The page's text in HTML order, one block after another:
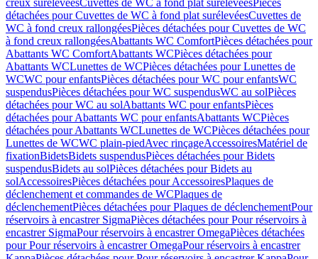
creux surélevéesCuvettes de WC à fond plat surélevéesPièces
détachées pour Cuvettes de WC à fond plat surélevéesCuvettes de
WC à fond creux rallongéesPièces détachées pour Cuvettes de WC
à fond creux rallongéesAbattants WC ComfortPièces détachées pour
Abattants WC ComfortAbattants WCPièces détachées pour
Abattants WCLunettes de WCPièces détachées pour Lunettes de
WCWC pour enfantsPièces détachées pour WC pour enfantsWC
suspendusPièces détachées pour WC suspendusWC au solPièces
détachées pour WC au solAbattants WC pour enfantsPièces
détachées pour Abattants WC pour enfantsAbattants WCPièces
détachées pour Abattants WCLunettes de WCPièces détachées pour
Lunettes de WCWC plain-piedAvec rinçageAccessoiresMatériel de
fixationBidetsBidets suspendusPièces détachées pour Bidets
suspendusBidets au solPièces détachées pour Bidets au
solAccessoiresPièces détachées pour AccessoiresPlaques de
déclenchement et commandes de WCPlaques de
déclenchementPièces détachées pour Plaques de déclenchementPour
réservoirs à encastrer SigmaPièces détachées pour Pour réservoirs à
encastrer SigmaPour réservoirs à encastrer OmegaPièces détachées
pour Pour réservoirs à encastrer OmegaPour réservoirs à encastrer